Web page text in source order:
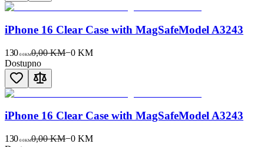
iPhone 16 Clear Case with MagSafeModel A3243
130 00KM0,00 KM−0 KM
Dostupno
iPhone 16 Clear Case with MagSafeModel A3243
130 00KM0,00 KM−0 KM